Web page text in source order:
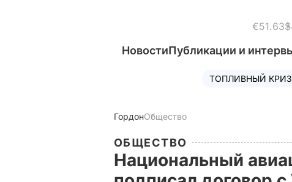
€51.63
НовостиПубликации и
ТОПЛИВНЫЙ
ГордонОбщество
ОБЩЕСТВО
Национальный